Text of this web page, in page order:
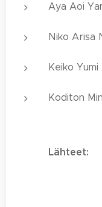
Aya Aoi
Niko Arisa
Keiko Yumi
Koditon
Lähteet: